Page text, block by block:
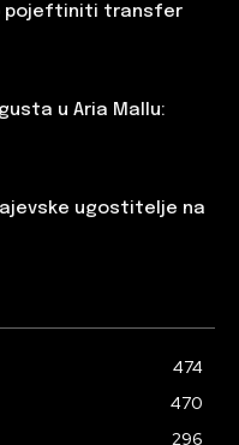
pojeftiniti transfer
u Aria Mallu:
ugostitelje na
474
470
296